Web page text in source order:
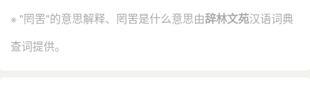
《庄子·逍遥游》：“子独不见狸狌乎……中於机辟，
死於罔罟。”
※ "罔罟"的意思解释、罔罟是什么意思由辞林文苑汉语词典
查词提供。